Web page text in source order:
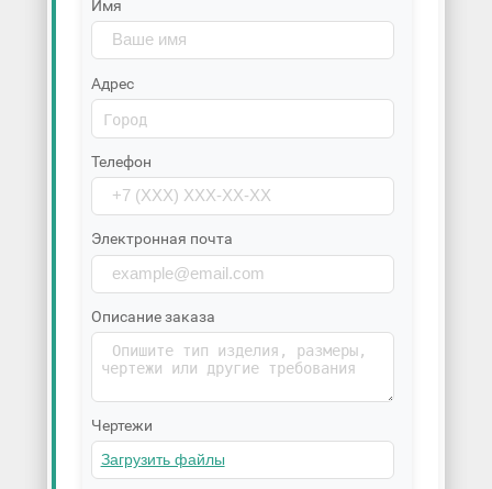
Имя
Адрес
Телефон
Электронная почта
Описание заказа
Чертежи